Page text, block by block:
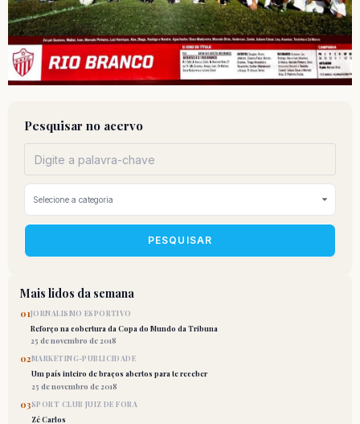
Pesquisar no acervo
PESQUISAR
Mais lidos da semana
01JORNALISMO ESPORTIVO
Reforço na cobertura da Copa do Mundo da Tribuna
25 de novembro de 2018
02 MARKETING-PUBLICIDADE
Um país inteiro de braços abertos para te receber
25 de novembro de 2018
03SPORT CLUB JUIZ DE FORA
Zé Carlos